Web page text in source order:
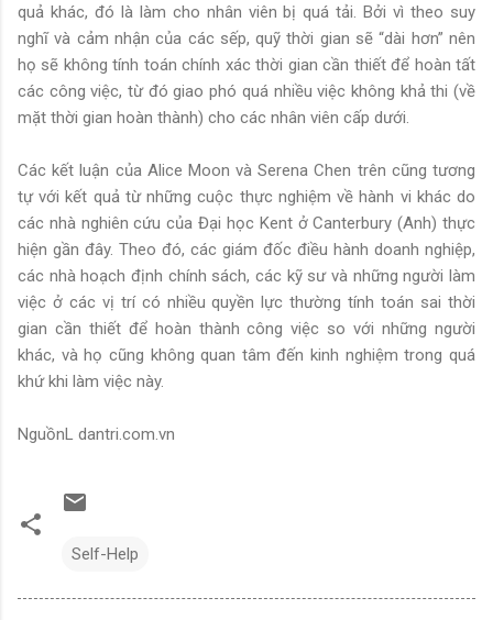
quả khác, đó là làm cho nhân viên bị quá tải. Bởi vì theo suy
nghĩ và cảm nhận của các sếp, quỹ thời gian sẽ “dài hơn” nên
họ sẽ không tính toán chính xác thời gian cần thiết để hoàn tất
các công việc, từ đó giao phó quá nhiều việc không khả thi (về
mặt thời gian hoàn thành) cho các nhân viên cấp dưới.
Các kết luận của Alice Moon và Serena Chen trên cũng tương
tự với kết quả từ những cuộc thực nghiệm về hành vi khác do
các nhà nghiên cứu của Đại học Kent ở Canterbury (Anh) thực
hiện gần đây. Theo đó, các giám đốc điều hành doanh nghiệp,
các nhà hoạch định chính sách, các kỹ sư và những người làm
việc ở các vị trí có nhiều quyền lực thường tính toán sai thời
gian cần thiết để hoàn thành công việc so với những người
khác, và họ cũng không quan tâm đến kinh nghiệm trong quá
khứ khi làm việc này.
NguồnL dantri.com.vn
Self-Help